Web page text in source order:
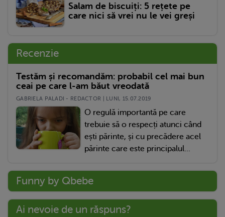
Salam de biscuiți: 5 rețete pe
care nici să vrei nu le vei greși
Recenzie
Testăm și recomandăm: probabil cel mai bun
ceai pe care l-am băut vreodată
GABRIELA PALADI - REDACTOR | LUNI, 15.07.2019
O regulă importantă pe care
trebuie să o respecți atunci când
ești părinte, și cu precădere acel
părinte care este principalul...
Funny by Qbebe
Ai nevoie de un răspuns?